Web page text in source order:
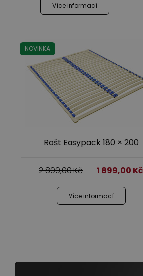
Více informací
NOVINKA
Rošt Easypack 180 × 200
2 899,00Kč 1 899,00 Kč
Více informací